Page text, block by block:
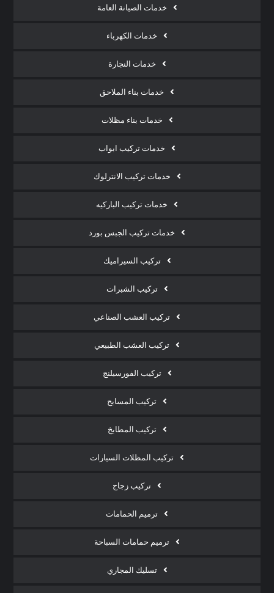
خدمات الصيانة العامة
خدمات الكهرباء
خدمات النجارة
خدمات بناء الملاحق
خدمات بناء مظلات
خدمات تركيب ابواب
خدمات تركيب الانترلوك
خدمات تركيب الباركيه
خدمات تركيب الجبس بورد
تركيب السيراميك
تركيب الشبرات
تركيب العشب الصناعي
تركيب العشب الطبيعي
تركيب الفورسيلنج
تركيب المسابح
تركيب المطابخ
تركيب المظلات السيارات
تركيب زجاج
ترميم الحمامات
ترميم حمامات السباحة
تسليك المجاري